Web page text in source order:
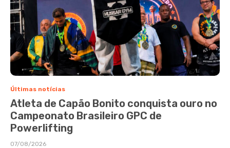
Últimas notícias
Atleta de Capão Bonito conquista ouro no
Campeonato Brasileiro GPC de
Powerlifting
07/08/2026